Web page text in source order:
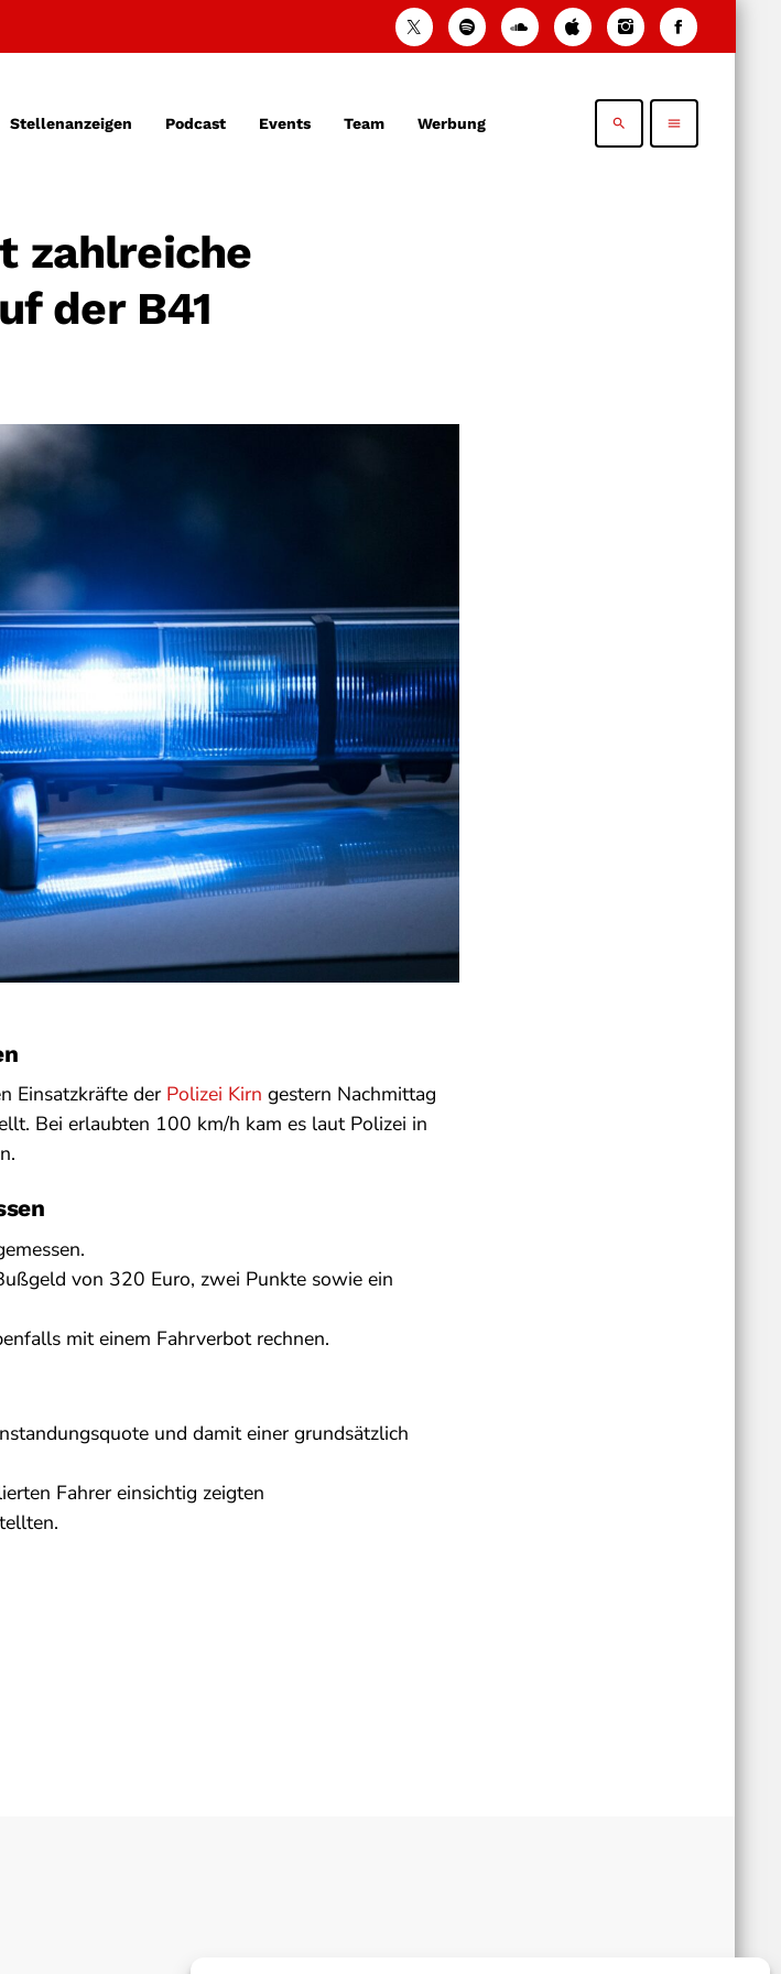
Stellenanzeigen Podcast Events Team Werbung search menu
zahlreiche
der B41
Einsatzkräfte der Polizei Kirn gestern Nachmittag
Bei erlaubten 100 km/h kam es laut Polizei in
von 320 Euro, zwei Punkte sowie ein
mit einem Fahrverbot rechnen.
und damit einer grundsätzlich
Fahrer einsichtig zeigten